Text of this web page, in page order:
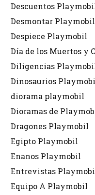
Descuentos
Desmontar
Despiece Playmobil
Día de los Muertos y
Diligencias
Dinosaurios
diorama playmobil
Dioramas de
Dragones Playmobil
Egipto Playmobil
Enanos Playmobil
Entrevistas
Equipo A Playmobil